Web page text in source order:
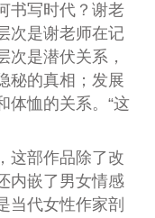
书写时代？谢老
次是谢老师在记
次是潜伏关系，
秘的真相；发展
体恤的关系。“这
部作品除了改
内嵌了男女情感
当代女性作家剖